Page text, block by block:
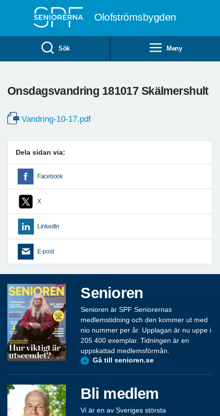
Olofströmsbygden
Sök Meny
Onsdagsvandring 181017 Skälmershult
Vandring-10-17.pdf
Dela sidan via:
Facebook
X
LinkedIn
E-post
Senioren
Senioren är SPF Seniorernas
medlemstidning och den kommer ut med
nio nummer per år. Upplagan är nu uppe i
205 400 exemplar. Tidningen är en
uppskattad medlemsförmån.
Gå till senioren.se
Bli medlem
Vi är en av Sveriges största